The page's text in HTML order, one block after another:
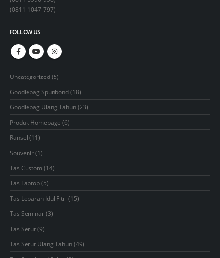
(0811-1047-797)
FOLLOW US
Uncategorized 55
products
Goodiebag Spunbond 1818
products
Goodiebag Ulang Tahun 2323
products
Produk Homepage 66
products
Ransel 1111
products
Souvenir 11
product
Tas Custom 1414
products
Tas Laptop 55
products
Tas Lebaran Idul Fitri 1515
products
Tas Seminar 33
products
Tas Serut 99
products
Tas Serut Ulang Tahun 4949
products